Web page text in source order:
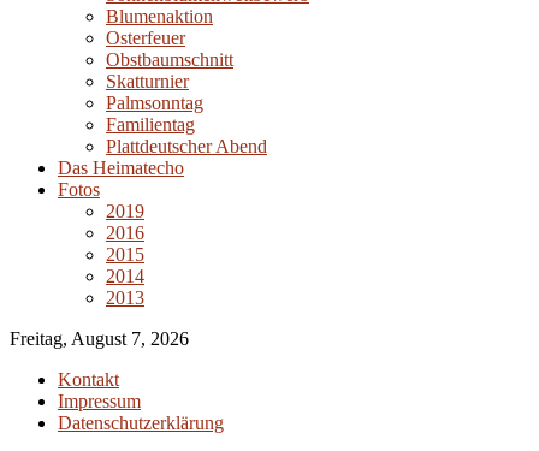
Blumenaktion
Osterfeuer
Obstbaumschnitt
Skatturnier
Palmsonntag
Familientag
Plattdeutscher Abend
Das Heimatecho
Fotos
2019
2016
2015
2014
2013
Freitag, August 7, 2026
Kontakt
Impressum
Datenschutzerklärung